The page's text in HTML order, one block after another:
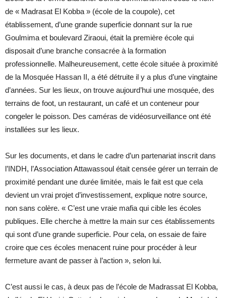
de « Madrasat El Kobba » (école de la coupole), cet
établissement, d’une grande superficie donnant sur la rue
Goulmima et boulevard Ziraoui, était la première école qui
disposait d’une branche consacrée à la formation
professionnelle. Malheureusement, cette école située à proximité
de la Mosquée Hassan II, a été détruite il y a plus d’une vingtaine
d’années. Sur les lieux, on trouve aujourd’hui une mosquée, des
terrains de foot, un restaurant, un café et un conteneur pour
congeler le poisson. Des caméras de vidéosurveillance ont été
installées sur les lieux.
Sur les documents, et dans le cadre d’un partenariat inscrit dans
l’INDH, l’Association Attawassoul était censée gérer un terrain de
proximité pendant une durée limitée, mais le fait est que cela
devient un vrai projet d’investissement, explique notre source,
non sans colère. « C’est une vraie mafia qui cible les écoles
publiques. Elle cherche à mettre la main sur ces établissements
qui sont d’une grande superficie. Pour cela, on essaie de faire
croire que ces écoles menacent ruine pour procéder à leur
fermeture avant de passer à l’action », selon lui.
C’est aussi le cas, à deux pas de l’école de Madrassat El Kobba,